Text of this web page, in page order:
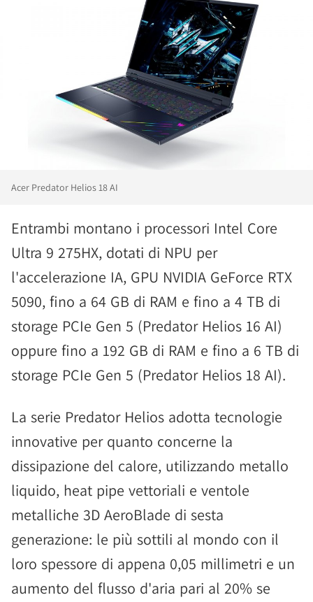
Acer Predator Helios 18 AI
Entrambi montano i processori Intel Core
Ultra 9 275HX, dotati di NPU per
l'accelerazione IA, GPU NVIDIA GeForce RTX
5090, fino a 64 GB di RAM e fino a 4 TB di
storage PCIe Gen 5 (Predator Helios 16 AI)
oppure fino a 192 GB di RAM e fino a 6 TB di
storage PCIe Gen 5 (Predator Helios 18 AI).
La serie Predator Helios adotta tecnologie
innovative per quanto concerne la
dissipazione del calore, utilizzando metallo
liquido, heat pipe vettoriali e ventole
metalliche 3D AeroBlade di sesta
generazione: le più sottili al mondo con il
loro spessore di appena 0,05 millimetri e un
aumento del flusso d'aria pari al 20% se